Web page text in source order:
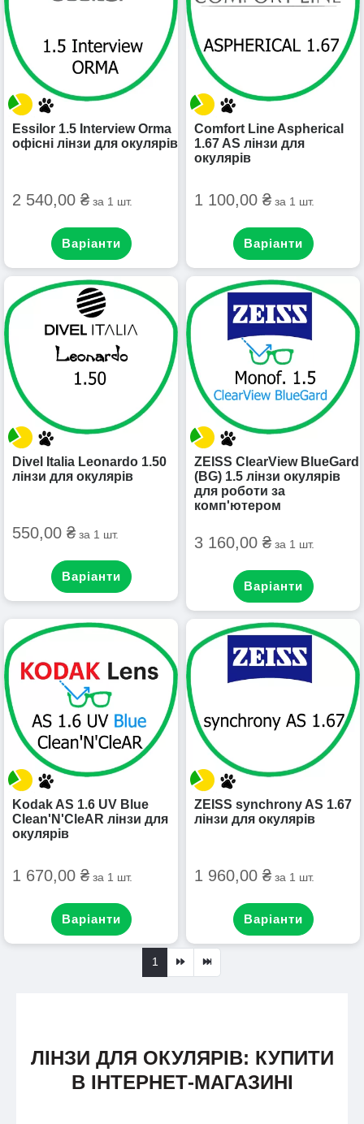
Essilor 1.5 Interview Orma
офісні лінзи для окулярів
2 540,00 ₴ за 1 шт.
Варіанти
Comfort Line Aspherical
1.67 AS лінзи для
окулярів
1 100,00 ₴ за 1 шт.
Варіанти
Divel Italia Leonardo 1.50
лінзи для окулярів
550,00 ₴ за 1 шт.
Варіанти
ZEISS ClearView BlueGard
(BG) 1.5 лінзи окулярів
для роботи за
комп'ютером
3 160,00 ₴ за 1 шт.
Варіанти
Kodak AS 1.6 UV Blue
Clean'N'CleAR лінзи для
окулярів
1 670,00 ₴ за 1 шт.
Варіанти
ZEISS synchrony AS 1.67
лінзи для окулярів
1 960,00 ₴ за 1 шт.
Варіанти
1
ЛІНЗИ ДЛЯ ОКУЛЯРІВ: КУПИТИ
В ІНТЕРНЕТ-МАГАЗИНІ